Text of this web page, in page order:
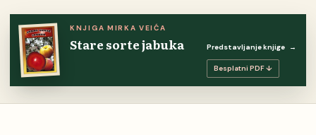
KNJIGA MIRKA VEIĆA
Stare sorte jabuka Predstavljanje knjige →
Besplatni PDF ↓